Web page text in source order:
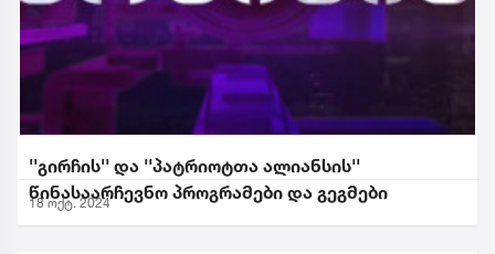
''გირჩის'' და ''პატრიოტთა ალიანსის''
წინასაარჩევნო პროგრამები და გეგმები
18 ოქტ. 2024